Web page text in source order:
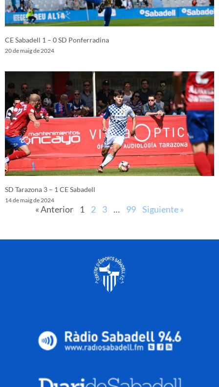
CE Sabadell 1 – 0 SD Ponferradina
20 de maig de 2024
SD Tarazona 3 – 1 CE Sabadell
14 de maig de 2024
« Anterior 1 2 3 … 99 Siguiente »